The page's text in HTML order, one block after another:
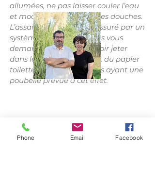
allumées, ne pas laisser couler l’eau
et modérer le débit lors des douches.
L’assainissement étant assuré par un
système d’épuration, nous vous
demandons de bien vouloir jeter
dans les WC uniquement du papier
toilette, les autres déchets ayant une
poubelle prévue à cet effet.
Phone Email Facebook